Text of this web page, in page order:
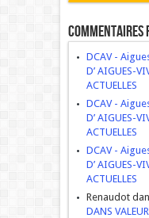
DCAV -
D’ AIGUES-
ACTUELLES
DCAV -
D’ AIGUES-
ACTUELLES
DCAV -
D’ AIGUES-
ACTUELLES
Renaudot
DANS